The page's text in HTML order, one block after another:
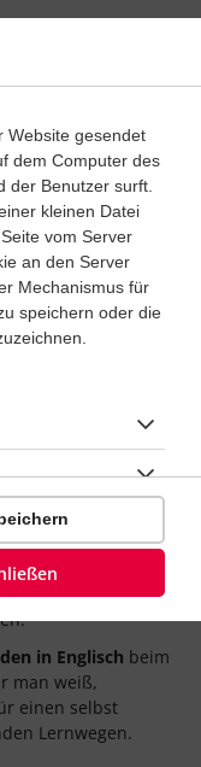
einfach erklärt
Abitur
kennen?
sind besonders nützlich?
sehr
und
zu lernen und
in Englisch beim
man weiß,
einen selbst
Lernwegen.
Website gesendet
dem Computer des
der Benutzer surft.
kleinen Datei
vom Server
an den Server
Mechanismus für
speichern oder die